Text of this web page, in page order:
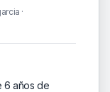
·
6 años de